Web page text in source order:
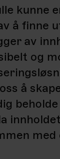
kunne
å finne
av
og
å